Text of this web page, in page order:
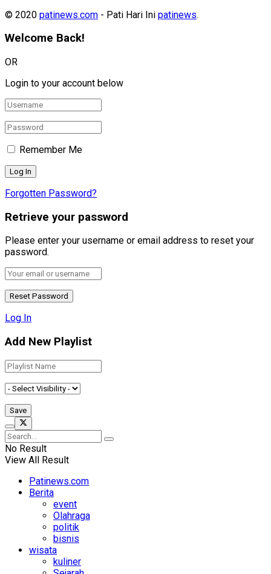
© 2020 patinews.com - Pati Hari Ini patinews.
Welcome Back!
OR
Login to your account below
Remember Me
Forgotten Password?
Retrieve your password
Please enter your username or email address to reset your
password.
Log In
Add New Playlist
No Result
View All Result
Patinews.com
Berita
event
Olahraga
politik
bisnis
wisata
kuliner